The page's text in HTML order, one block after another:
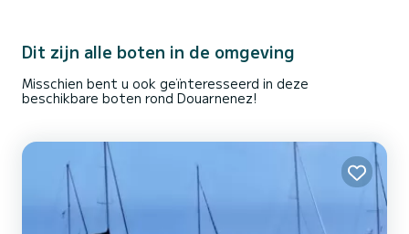
Dit zijn alle boten in de omgeving
Misschien bent u ook geïnteresseerd in deze
beschikbare boten rond Douarnenez!